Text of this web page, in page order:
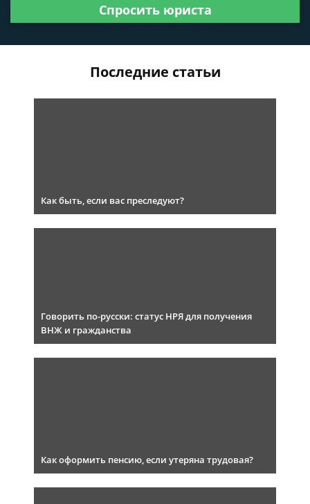
Спросить юриста
Последние статьи
Как быть, если вас преследуют?
Говорить по-русски: статус НРЯ для получения
ВНЖ и гражданства
Как оформить пенсию, если утеряна трудовая?